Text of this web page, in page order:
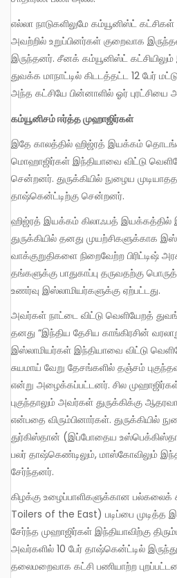
எல்லா நாடுகளிலுமே கம்யூனிஸ்ட் கட்சிகள் துவங்கப்பட்ட காலங்களில்
அவற்றில் உறுப்பினர்கள் குறைவாக
இருந்தனர். சீனக் கம்யூனிஸ்ட்
துவக்க மாநாட்டில் கிடடத்தட்ட 12 பேர்
அந்த கட்சியே பின்னாளில் ஓர் புரட்சியை
கம்யூனிசம் ஈர்த்த முஹாஜிர்கள்
இதே காலத்தில் ஹிஜ்ரத் இயக்கம் தொடங்கி இருந்தது. பல
மொஹாஜிர்கள் இந்தியாவை விட்டு
சென்றனர். துருக்கியில் நுழைய
தாஷ்கென்ட்டிற்கு சென்றனர்.
ஹிஜ்ரத் இயக்கம் கிலாஃபத் இயக்கத்தில் இருந்து முகிழ்த்ததாகும்.
துருக்கியில் தனது முயற்சிகளுக்காக
வாக்குறுதிகளை நிறைவேற்ற பிரிட்டிஷ்
தங்களுக்கு பாதுகாப்பு தருவதற்கு
உணர்வு இஸ்லாமியர்களுக்கு ஏற்பட்டது.
அவர்கள் நாட்டை விட்டு வெளியேறத் துவங்கினர். பட்டாபி சீதாராமய்யா
தனது “இந்திய தேசிய காங்கிரசின்
இஸ்லாமியர்கள் இந்தியாவை விட்டு
சுயமாய் வேறு தேசங்களில் தஞ்சம்
என்று அழைக்கப்பட்டனர். சில
புகுந்தாலும் அவர்கள் துருக்கிக்கு
என்பதை விரும்பினார்கள். துருக்கியில்
துர்கிஸ்தான் (இப்போதைய
பலர் தாஷ்கெண்டிலும், மாஸ்கோவிலும்
சேர்ந்தனர்.
கிழக்கு உழைப்பாளிகளுக்கான பல்கலைக் கழகத்தில் (University of
Toilers of the East) படிப்பை முடித்த
சேர்ந்த முஹாஜிர்கள் இந்தியாவிற்கு
அவர்களில் 10 பேர் தாஷ்கென்ட்டில்
தலைமறைவாக கட்சி பணியாற்ற